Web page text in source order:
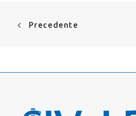
Precedente